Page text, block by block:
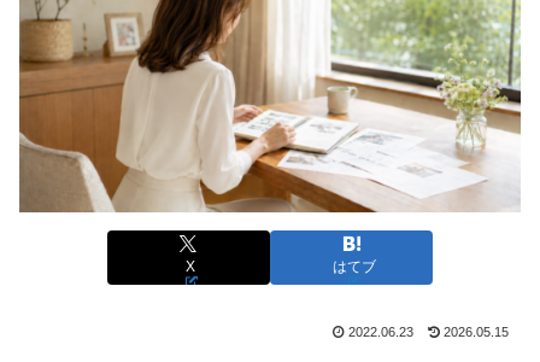
X はてブ
2022.06.23 2026.05.15